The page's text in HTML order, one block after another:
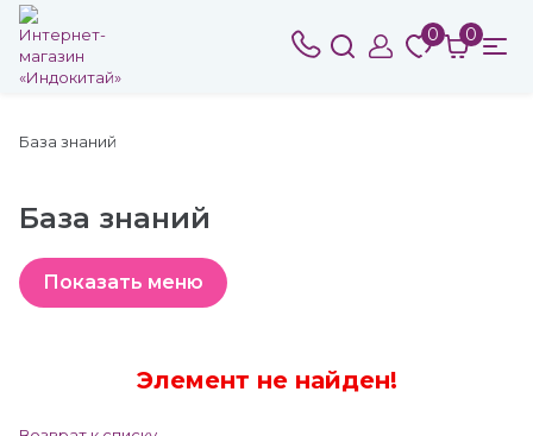
0 0
База знаний
База знаний
Элемент не найден!